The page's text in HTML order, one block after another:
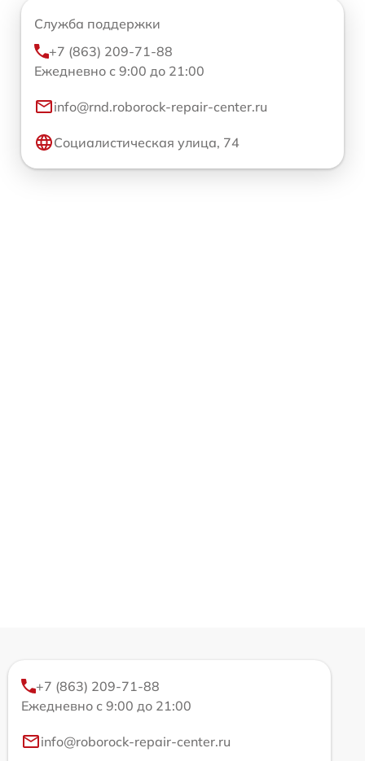
Служба поддержки
+7 (863) 209-71-88
Ежедневно с 9:00 до 21:00
info@rnd.roborock-repair-center.ru
Социалистическая улица, 74
+7 (863) 209-71-88
Ежедневно с 9:00 до 21:00
info@roborock-repair-center.ru